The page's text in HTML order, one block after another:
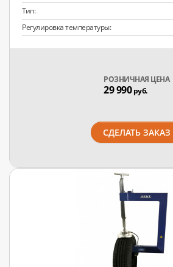
Тип:
Регулировка температуры:
РОЗНИЧНАЯ ЦЕНА
29 990руб.
СДЕЛАТЬ ЗАКАЗ